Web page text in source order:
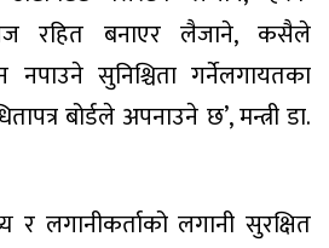
रहित बनाएर लैजाने, कसैले
सुनिश्चिता गर्नेलगायतका
बोर्डले अपनाउने छ’, मन्त्री डा.
र लगानीकर्ताको लगानी सुरक्षित